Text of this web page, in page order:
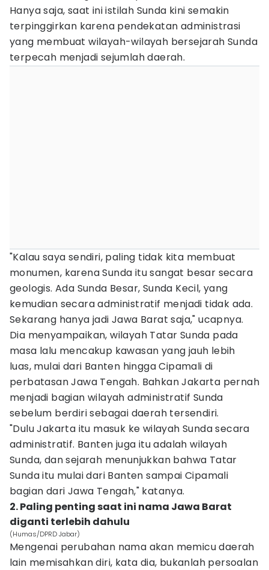
Hanya saja, saat ini istilah Sunda kini semakin
terpinggirkan karena pendekatan administrasi
yang membuat wilayah-wilayah bersejarah Sunda
terpecah menjadi sejumlah daerah.
"Kalau saya sendiri, paling tidak kita membuat
monumen, karena Sunda itu sangat besar secara
geologis. Ada Sunda Besar, Sunda Kecil, yang
kemudian secara administratif menjadi tidak ada.
Sekarang hanya jadi Jawa Barat saja," ucapnya.
Dia menyampaikan, wilayah Tatar Sunda pada
masa lalu mencakup kawasan yang jauh lebih
luas, mulai dari Banten hingga Cipamali di
perbatasan Jawa Tengah. Bahkan Jakarta pernah
menjadi bagian wilayah administratif Sunda
sebelum berdiri sebagai daerah tersendiri.
"Dulu Jakarta itu masuk ke wilayah Sunda secara
administratif. Banten juga itu adalah wilayah
Sunda, dan sejarah menunjukkan bahwa Tatar
Sunda itu mulai dari Banten sampai Cipamali
bagian dari Jawa Tengah," katanya.
2. Paling penting saat ini nama Jawa Barat
diganti terlebih dahulu
(Humas/DPRD Jabar)
Mengenai perubahan nama akan memicu daerah
lain memisahkan diri, kata dia, bukanlah persoalan